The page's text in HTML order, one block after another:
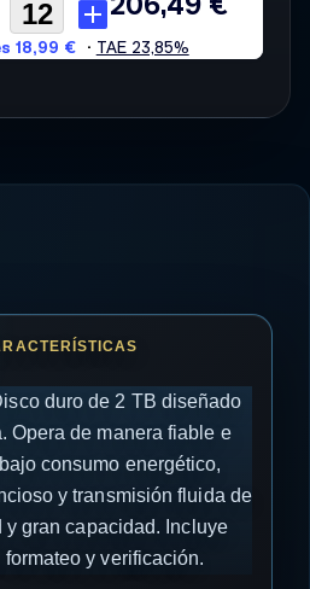
duro de 2 TB diseñado
Opera de manera fiable e
consumo energético,
y transmisión fluida de
gran capacidad. Incluye
y verificación.